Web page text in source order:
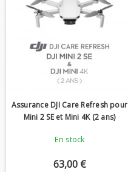
Assurance DJI Care Refresh pour
Mini 2 SE et Mini 4K (2 ans)
En stock
63,00 €